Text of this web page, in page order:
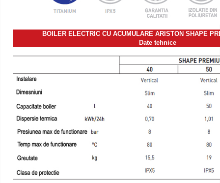
BOILER ELECTRIC CU ACUMULARE ARISTON SHAPE
Date tehnice